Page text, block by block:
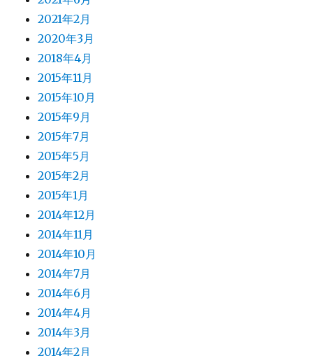
2021年2月
2020年3月
2018年4月
2015年11月
2015年10月
2015年9月
2015年7月
2015年5月
2015年2月
2015年1月
2014年12月
2014年11月
2014年10月
2014年7月
2014年6月
2014年4月
2014年3月
2014年2月